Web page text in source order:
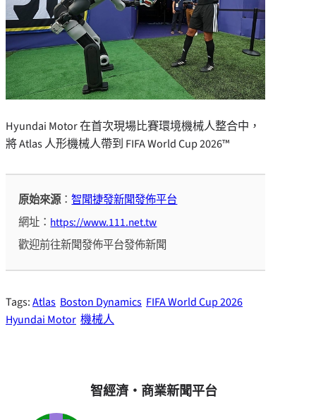
Hyundai Motor 在首次現場比賽環境機械人整合中，
將 Atlas 人形機械人帶到 FIFA World Cup 2026™
原始來源：智聞捷發新聞發佈平台
網址： https://www.111.net.tw
歡迎前往新聞發佈平台發佈新聞
Tags:Atlas Boston Dynamics FIFA World Cup 2026
Hyundai Motor 機械人
智經濟・商業新聞平台